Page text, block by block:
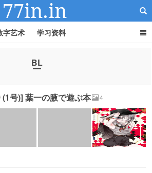
字艺术 学习资料
BL
(1号)] 葉一の腋で遊ぶ本 4